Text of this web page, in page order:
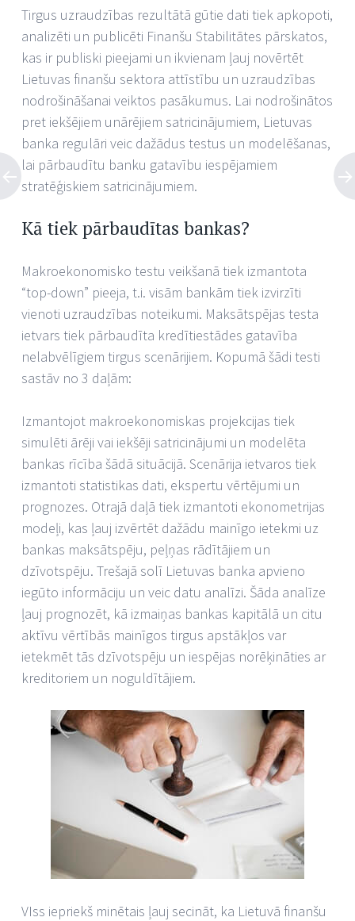
Tirgus uzraudzības rezultātā gūtie dati tiek apkopoti,
analizēti un publicēti Finanšu Stabilitātes pārskatos,
kas ir publiski pieejami un ikvienam ļauj novērtēt
Lietuvas finanšu sektora attīstību un uzraudzības
nodrošināšanai veiktos pasākumus. Lai nodrošinātos
pret iekšējiem unārējiem satricinājumiem, Lietuvas
banka regulāri veic dažādus testus un modelēšanas,
lai pārbaudītu banku gatavību iespējamiem
stratēģiskiem satricinājumiem.
Kā tiek pārbaudītas bankas?
Makroekonomisko testu veikšanā tiek izmantota
“top-down” pieeja, t.i. visām bankām tiek izvirzīti
vienoti uzraudzības noteikumi. Maksātspējas testa
ietvars tiek pārbaudīta kredītiestādes gatavība
nelabvēlīgiem tirgus scenārijiem. Kopumā šādi testi
sastāv no 3 daļām:
Izmantojot makroekonomiskas projekcijas tiek
simulēti ārēji vai iekšēji satricinājumi un modelēta
bankas rīcība šādā situācijā. Scenārija ietvaros tiek
izmantoti statistikas dati, ekspertu vērtējumi un
prognozes. Otrajā daļā tiek izmantoti ekonometrijas
modeļi, kas ļauj izvērtēt dažādu mainīgo ietekmi uz
bankas maksātspēju, peļņas rādītājiem un
dzīvotspēju. Trešajā solī Lietuvas banka apvieno
iegūto informāciju un veic datu analīzi. Šāda analīze
ļauj prognozēt, kā izmaiņas bankas kapitālā un citu
aktīvu vērtībās mainīgos tirgus apstākļos var
ietekmēt tās dzīvotspēju un iespējas norēķināties ar
kreditoriem un noguldītājiem.
VIss iepriekš minētais ļauj secināt, ka Lietuvā finanšu